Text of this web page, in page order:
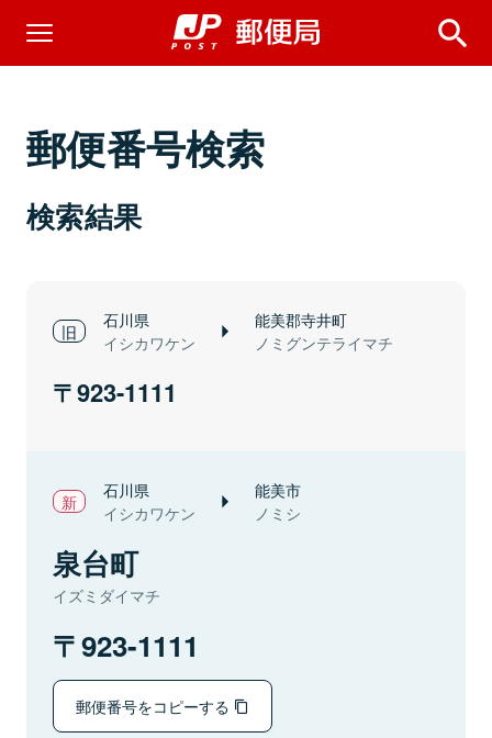
郵便番号検索
検索結果
石川県
イシカワケン
能美郡寺井町
ノミグンテライマチ
923-1111
石川県
イシカワケン
能美市
ノミシ
泉台町
イズミダイマチ
923-1111
郵便番号をコピーする